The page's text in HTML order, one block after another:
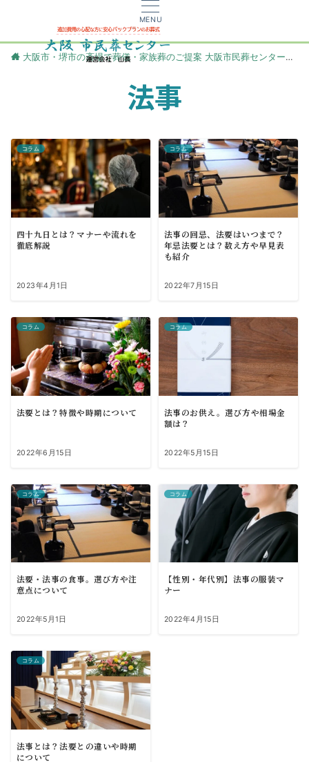
MENU
大阪市・堺市の斎場で葬儀・家族葬のご提案 大阪市民葬センター
法事
コラム
四十九日とは？マナーや流れを
徹底解説
2023年4月1日
コラム
法事の回忌、法要はいつまで？
年忌法要とは？数え方や早見表
も紹介
2022年7月15日
コラム
法要とは？特徴や時期について
2022年6月15日
コラム
法事のお供え。選び方や相場金
額は？
2022年5月15日
コラム
法要・法事の食事。選び方や注
意点について
2022年5月1日
コラム
【性別・年代別】法事の服装マ
ナー
2022年4月15日
コラム
法事とは？法要との違いや時期
について